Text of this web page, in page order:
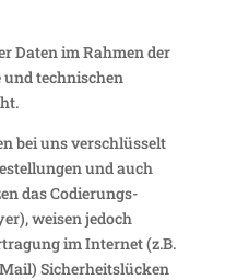
Daten im Rahmen der
und tech­ni­schen
bei uns verschlüs­selt
und auch
das Codie­rungs­
weisen jedoch
im Internet (z.B.
Sicher­heits­lü­cken